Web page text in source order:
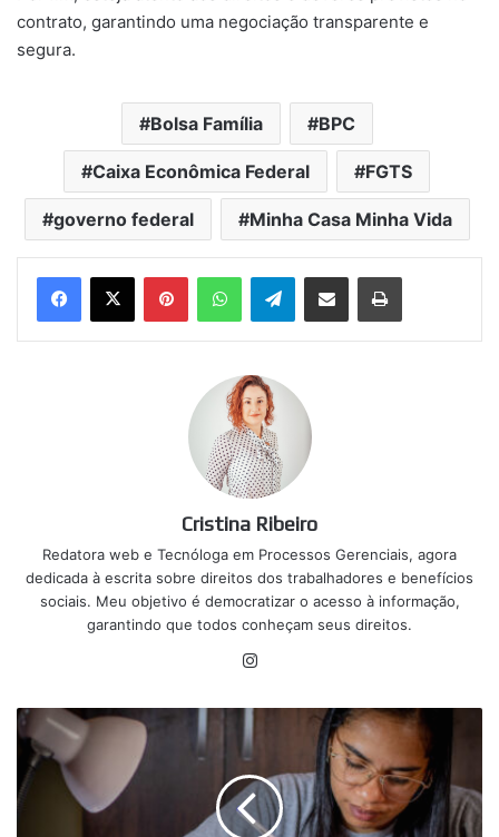
contrato, garantindo uma negociação transparente e
segura.
Bolsa Família BPC
Caixa Econômica Federal FGTS
governo federal Minha Casa Minha Vida
PinterestWhatsAppTelegramCompartilhar via e-mail Imprimir
Cristina Ribeiro
Redatora web e Tecnóloga em Processos Gerenciais, agora
dedicada à escrita sobre direitos dos trabalhadores e benefícios
sociais. Meu objetivo é democratizar o acesso à informação,
garantindo que todos conheçam seus direitos.
Você
na
Federal!
Universidade
libera